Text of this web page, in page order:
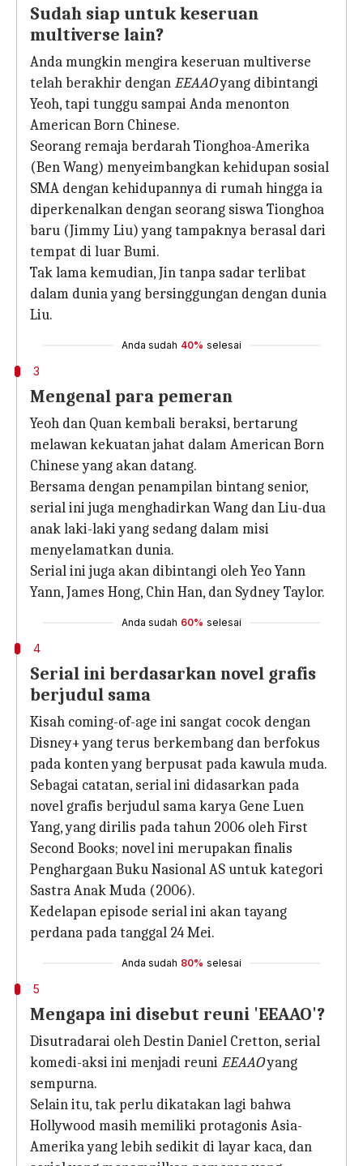
Sudah siap untuk keseruan
multiverse lain?
Anda mungkin mengira keseruan multiverse
telah berakhir denganEEAAOyang dibintangi
Yeoh, tapi tunggu sampai Anda menonton
American Born Chinese.
Seorang remaja berdarah Tionghoa-Amerika
(Ben Wang) menyeimbangkan kehidupan sosial
SMA dengan kehidupannya di rumah hingga ia
diperkenalkan dengan seorang siswa Tionghoa
baru (Jimmy Liu) yang tampaknya berasal dari
tempat di luar Bumi.
Tak lama kemudian, Jin tanpa sadar terlibat
dalam dunia yang bersinggungan dengan dunia
Liu.
Anda sudah 40% selesai
3
Mengenal para pemeran
Yeoh dan Quan kembali beraksi, bertarung
melawan kekuatan jahat dalam American Born
Chinese yang akan datang.
Bersama dengan penampilan bintang senior,
serial ini juga menghadirkan Wang dan Liu-dua
anak laki-laki yang sedang dalam misi
menyelamatkan dunia.
Serial ini juga akan dibintangi oleh Yeo Yann
Yann, James Hong, Chin Han, dan Sydney Taylor.
Anda sudah 60% selesai
4
Serial ini berdasarkan novel grafis
berjudul sama
Kisah coming-of-age ini sangat cocok dengan
Disney+ yang terus berkembang dan berfokus
pada konten yang berpusat pada kawula muda.
Sebagai catatan, serial ini didasarkan pada
novel grafis berjudul sama karya Gene Luen
Yang, yang dirilis pada tahun 2006 oleh First
Second Books; novel ini merupakan finalis
Penghargaan Buku Nasional AS untuk kategori
Sastra Anak Muda (2006).
Kedelapan episode serial ini akan tayang
perdana pada tanggal 24 Mei.
Anda sudah 80% selesai
5
Mengapa ini disebut reuni 'EEAAO'?
Disutradarai oleh Destin Daniel Cretton, serial
komedi-aksi ini menjadi reuniEEAAOyang
sempurna.
Selain itu, tak perlu dikatakan lagi bahwa
Hollywood masih memiliki protagonis Asia-
Amerika yang lebih sedikit di layar kaca, dan